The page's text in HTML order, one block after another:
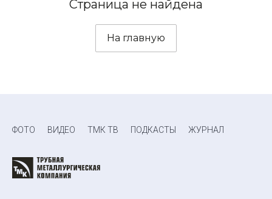
Страница не найдена
На главную
ФОТО ВИДЕО ТМК ТВ ПОДКАСТЫ ЖУРНАЛ